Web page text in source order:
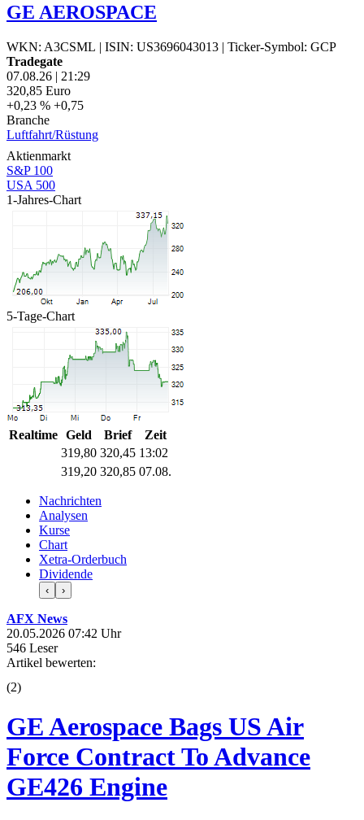
GE AEROSPACE
WKN: A3CSML | ISIN: US3696043013 | Ticker-Symbol: GCP
Tradegate
07.08.26 | 21:29
320,85 Euro
+0,23 % +0,75
Branche
Luftfahrt/Rüstung
Aktienmarkt
S&P 100
USA 500
1-Jahres-Chart
5-Tage-Chart
Realtime Geld Brief
Zeit
319,80 320,45 13:02
319,20 320,85 07.08.
Nachrichten
Analysen
Kurse
Chart
Xetra-Orderbuch
Dividende
‹ ›
AFX News
20.05.2026 07:42 Uhr
546 Leser
Artikel bewerten:
(2)
GE Aerospace Bags US Air
Force Contract To Advance
GE426 Engine